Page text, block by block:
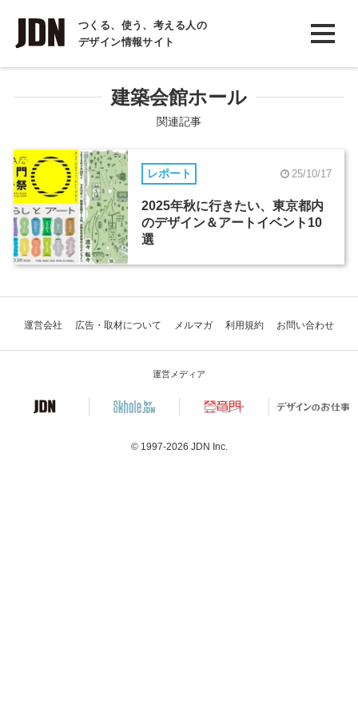
つくる、使う、考える人の
デザイン情報サイト
INTERVIEW
インタビュー
REPORT
COLUMN
コラム
建築会館ホール
関連記事
レポート 25/10/17
2025年秋に行きたい、東京都内
のデザイン＆アートイベント10
選
運営会社 広告・取材について メルマガ 利用規約 お問い合わせ
運営メディア
© 1997-2026 JDN Inc.